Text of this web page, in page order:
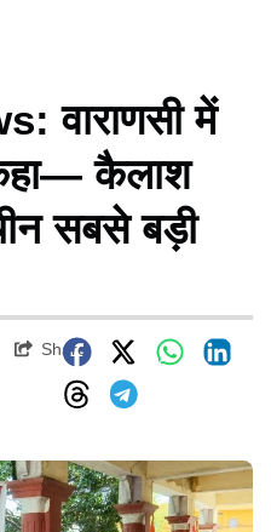
वाराणसी में
कैलाश
सबसे बड़ी
Share